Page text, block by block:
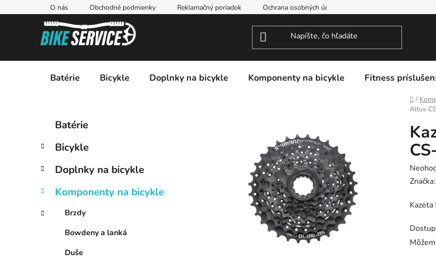
na
O nás Obchodné podmienky Reklamačný poriadok Ochrana osobných údajov
Batérie Bicykle Doplnky na bicykle Komponenty na bicykle Fitness
Domov
/
Altus
č
ý
a
n
e
Preskočiť
kategórie
e
ó
i
Batérie
Bicykle
Doplnky na bicykle
Komponenty na bicykle
Brzdy
Bowdeny a lanká
Duše
je
z
5
Značka: